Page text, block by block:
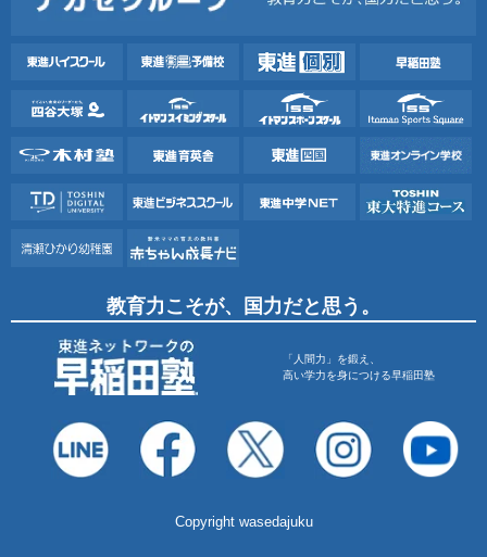
教育力こそが、国力だと思う。
「人間力」を鍛え、
高い学力を身につける早稲田塾
Copyright wasedajuku